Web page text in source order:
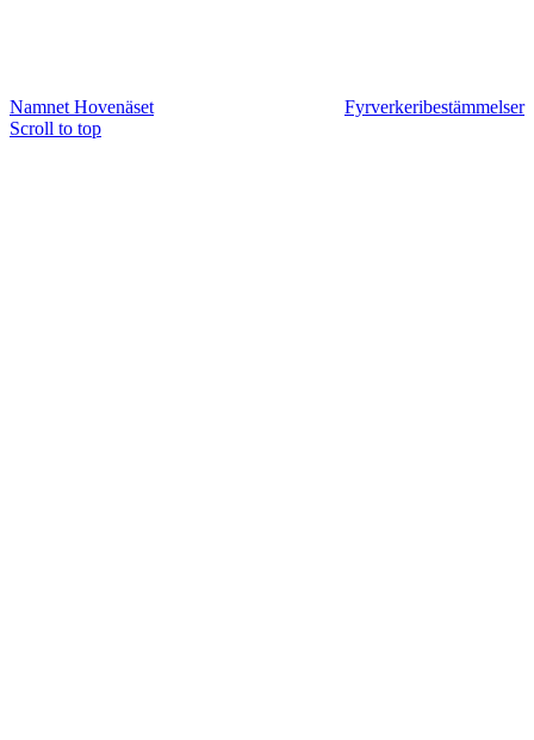
Namnet Hovenäset
Fyrverkeribestämmelser
Scroll to top